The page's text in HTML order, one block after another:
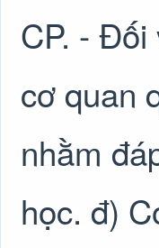
CP. -
cơ quan
nhằm
học. đ)